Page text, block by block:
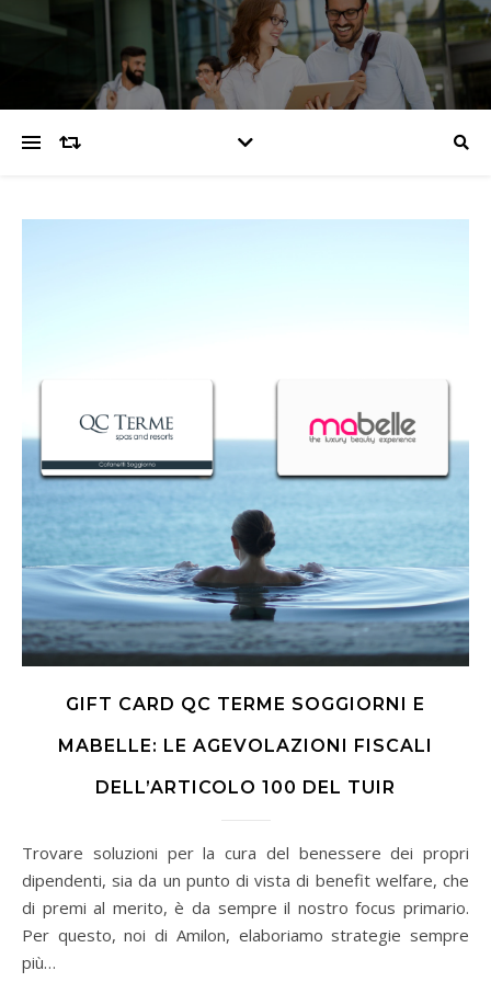
GIFT CARD QC TERME SOGGIORNI E
MABELLE: LE AGEVOLAZIONI FISCALI
DELL’ARTICOLO 100 DEL TUIR
Trovare soluzioni per la cura del benessere dei propri
dipendenti, sia da un punto di vista di benefit welfare, che
di premi al merito, è da sempre il nostro focus primario.
Per questo, noi di Amilon, elaboriamo strategie sempre
più…